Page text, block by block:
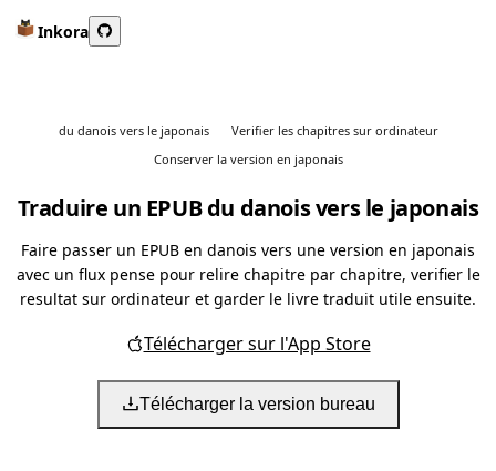
Inkora
du danois vers le japonais
Verifier les chapitres sur ordinateur
Conserver la version en japonais
Traduire un EPUB du danois vers le japonais
Faire passer un EPUB en danois vers une version en japonais
avec un flux pense pour relire chapitre par chapitre, verifier le
resultat sur ordinateur et garder le livre traduit utile ensuite.
Télécharger sur l'App Store
Télécharger la version bureau